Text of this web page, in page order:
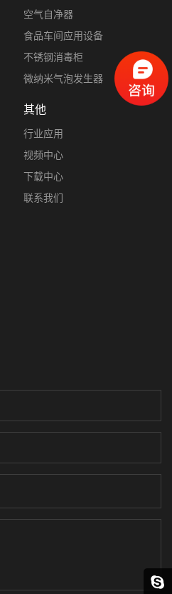
空气自净器
食品车间应用设备
不锈钢消毒柜
微纳米气泡发生器
其他
行业应用
视频中心
下载中心
联系我们